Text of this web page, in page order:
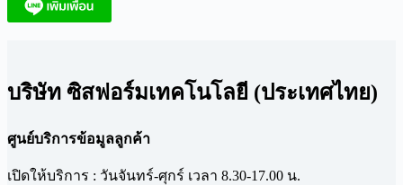
บริษัท ซิสฟอร์มเทคโนโลยี (ประเทศไทย)
ศูนย์บริการข้อมูลลูกค้า
เปิดให้บริการ : วันจันทร์-ศุกร์ เวลา 8.30-17.00 น.